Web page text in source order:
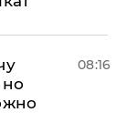
08:16